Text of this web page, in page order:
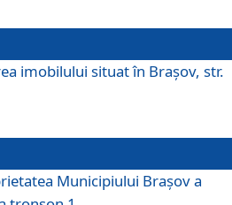
imobilului situat în Brașov, str.
Municipiului Brașov a